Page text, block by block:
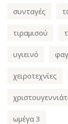
συνταγές
τιραμισού
υγιεινό
χειροτεχνίες
ωμέγα 3